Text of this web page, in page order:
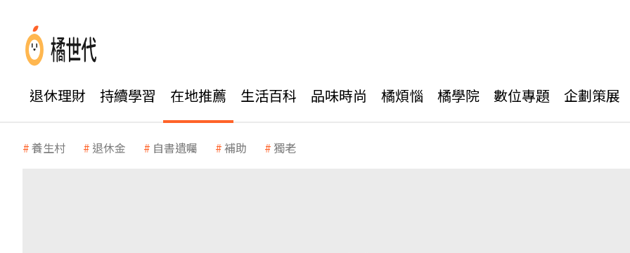
退休理財 持續學習 在地推薦 生活百科 品味時尚 橘煩惱 橘學院 數位專題 企劃策展
養生村 退休金 自書遺囑 補助 獨老